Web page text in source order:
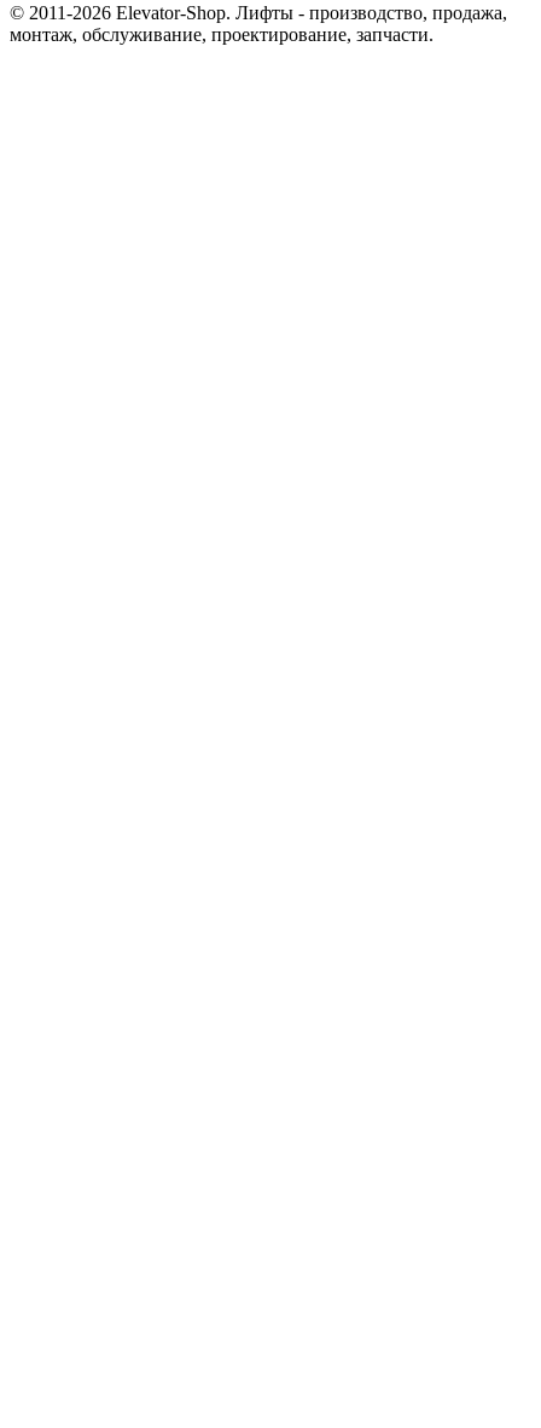
© 2011-2026 Elevator-Shop. Лифты - производство, продажа,
монтаж, обслуживание, проектирование, запчасти.